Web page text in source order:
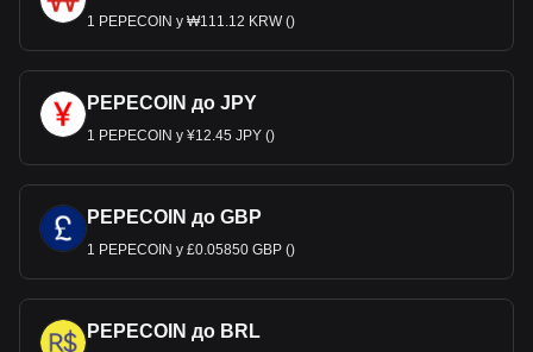
1 PEPECOIN у ₩111.12 KRW ()
PEPECOIN до JPY
1 PEPECOIN у ¥12.45 JPY ()
PEPECOIN до GBP
1 PEPECOIN у £0.05850 GBP ()
PEPECOIN до BRL